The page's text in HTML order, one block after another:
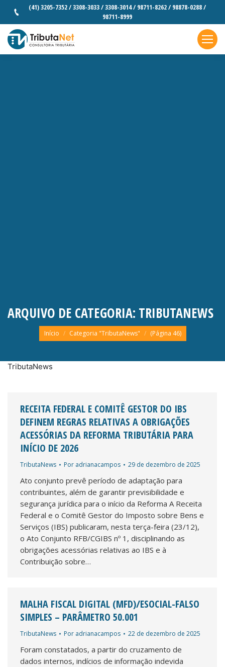
(41) 3205-7352 / 3308-3033 / 3308-3014 / 98711-8262 / 98878-0288 /
98711-8999
ARQUIVO DE CATEGORIA: TRIBUTANEWS
Você está aqui:
Início Categoria "TributaNews" (Página 46)
TributaNews
RECEITA FEDERAL E COMITÊ GESTOR DO IBS
DEFINEM REGRAS RELATIVAS A OBRIGAÇÕES
ACESSÓRIAS DA REFORMA TRIBUTÁRIA PARA
INÍCIO DE 2026
TributaNews Por adrianacampos 29 de dezembro de 2025
Ato conjunto prevê período de adaptação para
contribuintes, além de garantir previsibilidade e
segurança jurídica para o início da Reforma A Receita
Federal e o Comitê Gestor do Imposto sobre Bens e
Serviços (IBS) publicaram, nesta terça-feira (23/12),
o Ato Conjunto RFB/CGIBS nº 1, disciplinando as
obrigações acessórias relativas ao IBS e à
Contribuição sobre…
MALHA FISCAL DIGITAL (MFD)/ESOCIAL-FALSO
SIMPLES – PARÂMETRO 50.001
TributaNews Por adrianacampos 22 de dezembro de 2025
Foram constatados, a partir do cruzamento de
dados internos, indícios de informação indevida